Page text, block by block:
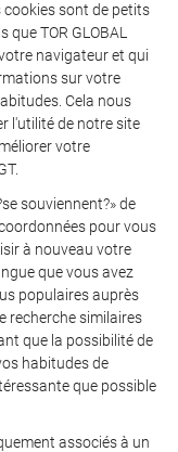
cookies sont de petits
TOR GLOBAL
navigateur et qui
sur votre
Cela nous
l'utilité de notre site
votre
souviennent?» de
pour vous
à nouveau votre
que vous avez
populaires auprès
recherche similaires
que la possibilité de
habitudes de
que possible
associés à un